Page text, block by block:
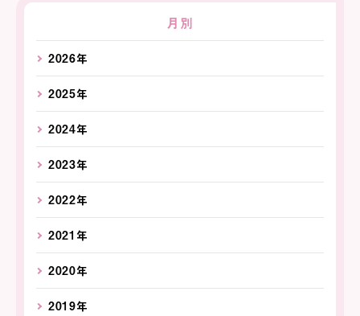
月別
2026年
2025年
2024年
2023年
2022年
2021年
2020年
2019年